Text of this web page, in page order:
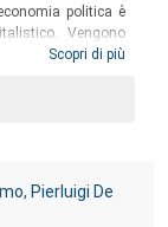
politica è
Vengono
il passaggio dal
dalle teorie
Scopri di più
, Pierluigi De